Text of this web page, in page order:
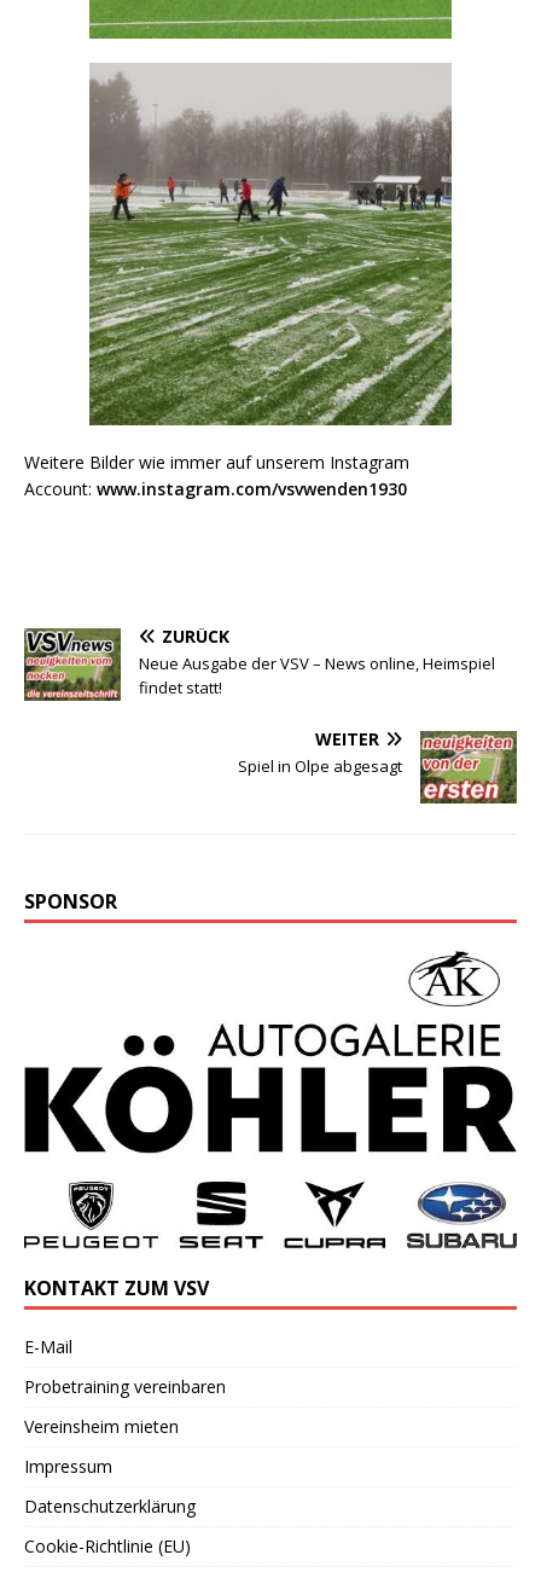
Weitere Bilder wie immer auf unserem Instagram
Account: www.instagram.com/vsvwenden1930
ZURÜCK
Neue Ausgabe der VSV – News online, Heimspiel
findet statt!
WEITER
Spiel in Olpe abgesagt
SPONSOR
KONTAKT ZUM VSV
E-Mail
Probetraining vereinbaren
Vereinsheim mieten
Impressum
Datenschutzerklärung
Cookie-Richtlinie (EU)